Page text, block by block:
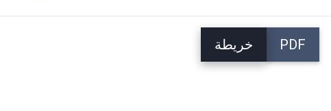
خريطة PDF